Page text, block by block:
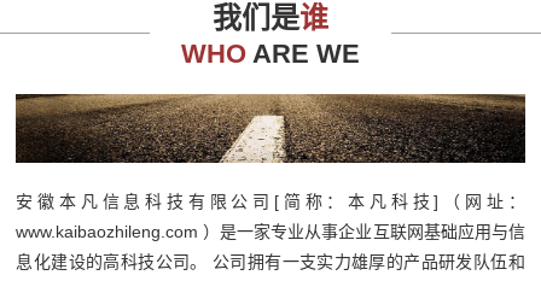
我们是谁
WHO ARE WE
安徽本凡信息科技有限公司[简称：本凡科技]（网址：
www.kaibaozhileng.com ）是一家专业从事企业互联网基础应用与信
息化建设的高科技公司。 公司拥有一支实力雄厚的产品研发队伍和